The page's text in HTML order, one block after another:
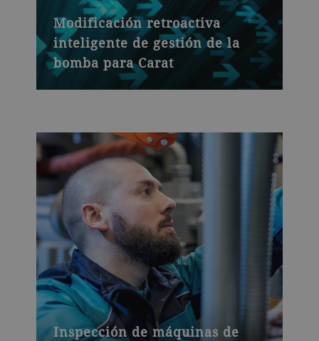
Modificación retroactiva
inteligente de gestión de la
bomba para Carat
Inspección de máquinas de